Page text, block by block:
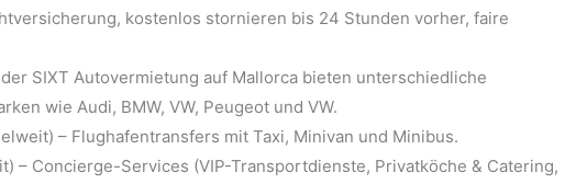
kostenlos stornieren bis 24 Stunden vorher, faire
SIXT Autovermietung auf Mallorca bieten unterschiedliche
wie Audi, BMW, VW, Peugeot und VW.
– Flughafentransfers mit Taxi, Minivan und Minibus.
– Concierge-Services (VIP-Transportdienste, Privatköche & Catering,